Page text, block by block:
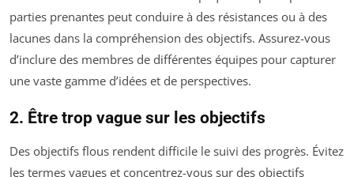
parties prenantes peut conduire à des résistances ou à des
lacunes dans la compréhension des objectifs. Assurez-vous
d’inclure des membres de différentes équipes pour capturer
une vaste gamme d’idées et de perspectives.
2. Être trop vague sur les objectifs
Des objectifs flous rendent difficile le suivi des progrès. Évitez
les termes vagues et concentrez-vous sur des objectifs